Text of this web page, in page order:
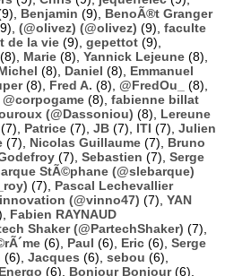
Benjamin (9), BenoÃ®t Granger
(@olivez) (@olivez) (9), faculte
de la vie (9), gepettot (9),
(8), Marie (8), Yannick Lejeune (8),
(8), Daniel (8), Emmanuel
(8), Fred A. (8), @FredOu_
(8),
@corpogame (8), fabienne billat
(@Dassoniou) (8), Lereune
(7), Patrice (7), JB (7), ITI (7), Julien
(7), Nicolas Guillaume (7), Bruno
(7), Sebastien (7), Serge
StÃ©phane (@slebarque)
(7), Pascal Lechevallier
(@vinno47) (7), YAN
Fabien RAYNAUD
Shaker (@PartechShaker) (7),
(6), Paul (6), Eric (6), Serge
(6), Jacques (6), sebou (6),
Energo (6), Bonjour Bonjour(6),